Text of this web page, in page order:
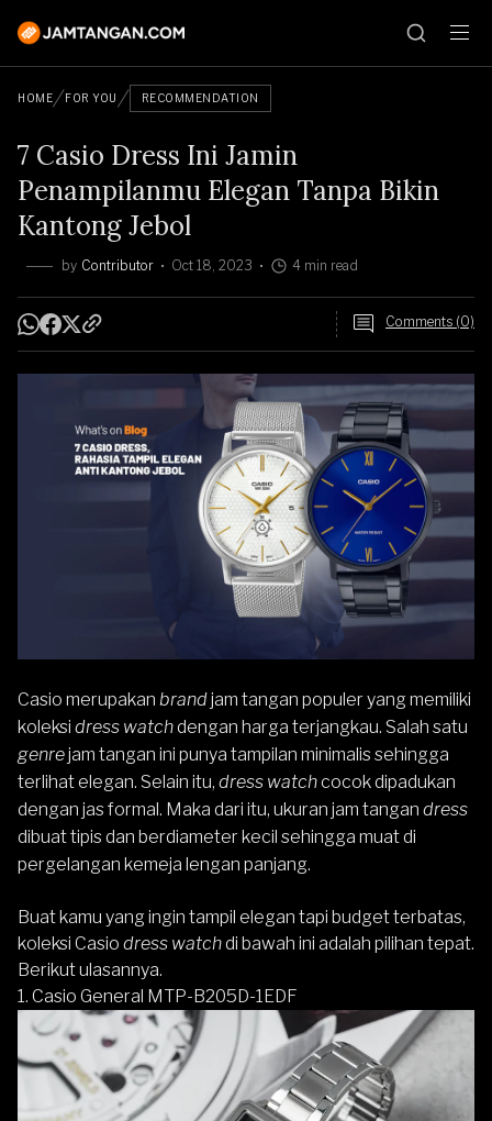
HOME FOR YOU RECOMMENDATION
7 Casio Dress Ini Jamin
Penampilanmu Elegan Tanpa Bikin
Kantong Jebol
by Contributor Oct 18, 2023 4 min read
Comments (0)
Casio merupakan brandjam tangan populer yang memiliki
koleksi dress watchdengan harga terjangkau. Salah satu
genrejam tangan ini punya tampilan minimalis sehingga
terlihat elegan. Selain itu, dress watchcocok dipadukan
dengan jas formal. Maka dari itu, ukuran jam tangan dress
dibuat tipis dan berdiameter kecil sehingga muat di
pergelangan kemeja lengan panjang.
Buat kamu yang ingin tampil elegan tapi budget terbatas,
koleksi Casio dress watchdi bawah ini adalah pilihan tepat.
Berikut ulasannya.
1. Casio General MTP-B205D-1EDF